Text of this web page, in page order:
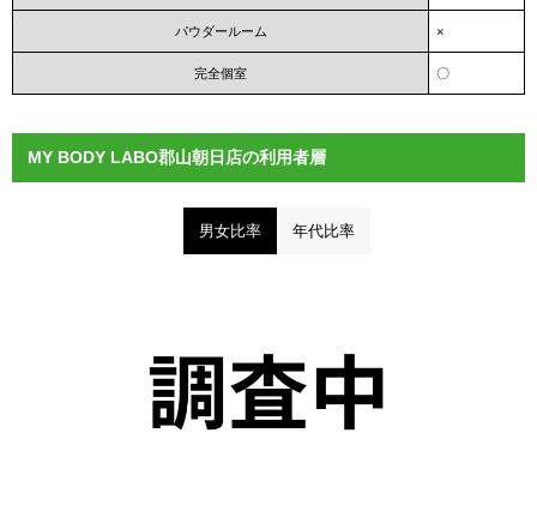
パウダールーム ×
完全個室 〇
MY BODY LABO郡山朝日店の利用者層
男女比率 年代比率